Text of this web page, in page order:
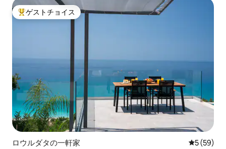
大好評のゲストチョイスです。
ゲストチョイス
ロウルダタの一軒家 レビュー
5 (59)